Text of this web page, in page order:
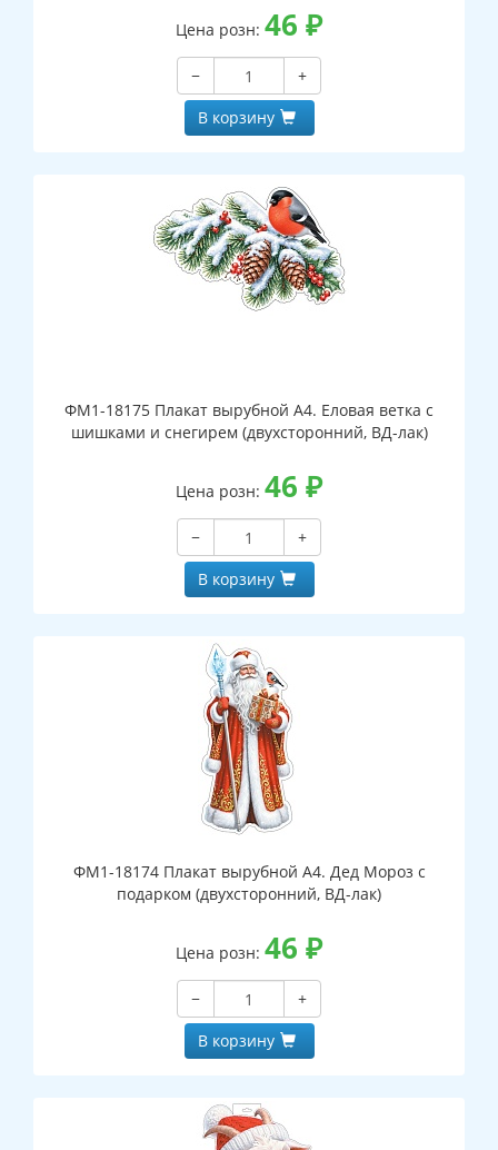
Цена розн: 46 ₽
−
+
В корзину
ФМ1-18175 Плакат вырубной А4. Еловая ветка с
шишками и снегирем (двухсторонний, ВД-лак)
Цена розн: 46 ₽
−
+
В корзину
ФМ1-18174 Плакат вырубной А4. Дед Мороз с
подарком (двухсторонний, ВД-лак)
Цена розн: 46 ₽
−
+
В корзину